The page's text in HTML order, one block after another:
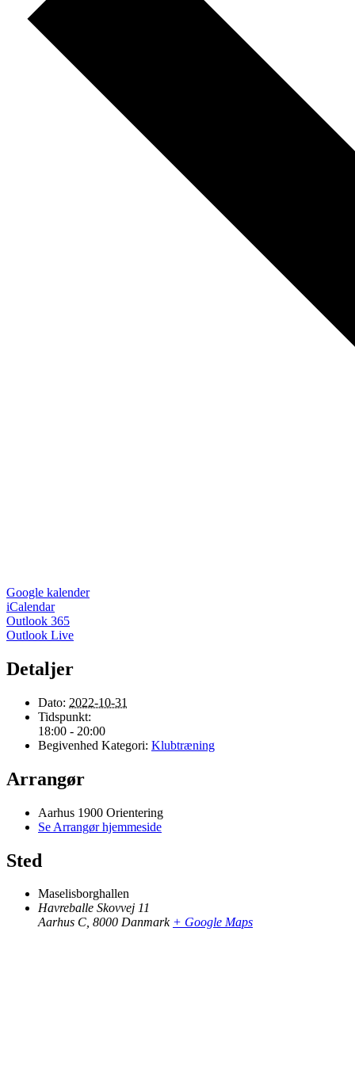
Google kalender
iCalendar
Outlook 365
Outlook Live
Detaljer
Dato: 2022-10-31
Tidspunkt:
18:00 - 20:00
Begivenhed Kategori: Klubtræning
Arrangør
Aarhus 1900 Orientering
Se Arrangør hjemmeside
Sted
Maselisborghallen
Havreballe Skovvej 11
Aarhus C, 8000 Danmark + Google Maps